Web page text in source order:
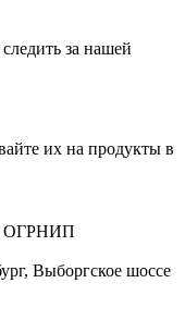
за нашей
их на продукты в
/ ОГРНИП
Выборгское шоссе